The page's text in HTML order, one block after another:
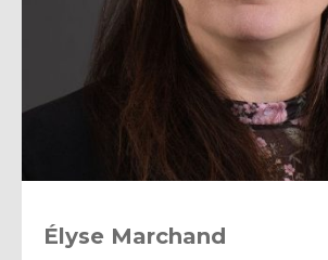
Élyse Marchand